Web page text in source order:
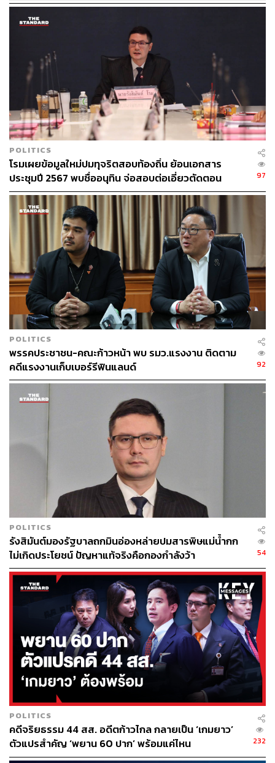
ส่วนกรณีที่หากไม่มีกฎหมายสำหรับการเลือกตั้ง กรอบระยะ
เวลาในการรักษาการของนายกรัฐมนตรีจะเป็นอย่างไร วิษณุ
ระบุว่าเป็นคนละเรื่องกัน โดยหากการเลือกตั้งใหม่นั้นเกิด
จากการยุบสภา จะต้องมีการจัดการเลือกตั้งภายใน 45 วัน แต่
หากเกิดจากกรณีที่สภาหมดอายุ จะใช้กรอบระยะเวลา 45-60
วัน ส่วนหากไม่มีกฎหมายอะไรมารองรับ ก็สามารถให้ยื้อ
การรักษาการออกไปจากกรอบระยะเวลานั้นได้ เนื่องจากมี
กรอบระยะเวลา 60 วัน และเมื่อเลือกตั้งเสร็จจะต้องรอการ
ประกาศผลอย่างเป็นทางการอีก 2 เดือน ซึ่งขณะนั้นรัฐบาลก็
ยังคงต้องรักษาการอยู่ รวมไปถึงมีระยะเวลาอีก 1 เดือน
ระหว่างการจัดตั้งรัฐบาลและถวายสัตย์ปฏิญาณหลังจากนั้น
รัฐบาลรักษาการจึงจะพ้นจากตำแหน่งไป
วิษณุ​ยังชี้แจงอีกว่า ต่อให้ไม่มีกฎหมายลูกฉบับใด กรอบระยะ
เวลาของการดำรงตำแหน่งรัฐบาลก็ยังคงเป็นไปในลักษณะนี้​
สำหรับการเลือกตั้งก็มีไว้เฉพาะสำหรับการเลือกตั้ง​ และ
กรอบระยะเวลายังคงเดินต่อไปโดยไม่เกี่ยวข้องอะไรกับ
กฎหมายลูก
โดยวิษณุ​ไม่ขอแสดงความคิดเห็นถึงกระแสวิพากษ์วิจารณ์
การที่สภาล่มในการพิจารณากฎหมายลูก โดยขอให้สังคม
วิจารณ์กันไป ตนจะมาวิจารณ์ต่อได้อย่างไร
เมื่อผู้สื่อข่าวถามย้ำว่า เหตุการณ์ดังกล่าวทำให้สภาดูไม่สง่า
งามโดยใช้วิธีแบบนี้หรือไม่ วิษณุกล่าวว่า ขอให้ไปถามคนที่
ทำให้สภาไม่ครบองค์ประชุม
สมาชิกสภาผู้แทนราษฎร (สส.)
สภาล่ม
43
ABOUT THE AUTHOR
THE STANDARD TEAM
กองบรรณาธิการ THE STANDARD
POLITICS
โรมเผยข้อมูลใหม่ปมทุจริตสอบท้องถิ่น ย้อนเอกสาร
ประชุมปี 2567 พบชื่ออนุทิน จ่อสอบต่อเอี่ยวตัดตอน
ม.บูรพา หรือไม่
97
POLITICS
พรรคประชาชน-คณะก้าวหน้า พบ รมว.แรงงาน ติดตาม
คดีแรงงานเก็บเบอร์รีฟินแลนด์
92
POLITICS
รังสิมันต์มองรัฐบาลถกมินอ่องหล่ายปมสารพิษแม่น้ำกก
ไม่เกิดประโยชน์ ปัญหาแท้จริงคือกองกำลังว้า
54
POLITICS
คดีจริยธรรม 44 สส. อดีตก้าวไกล กลายเป็น ‘เกมยาว’
ตัวแปรสำคัญ ‘พยาน 60 ปาก’ พร้อมแค่ไหน
232